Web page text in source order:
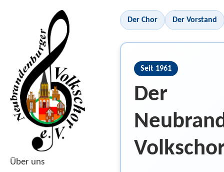
Über uns
Der Chor Der Vorstand
Seit 1961
Der